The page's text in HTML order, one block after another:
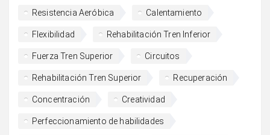
Resistencia Aeróbica Calentamiento
Flexibilidad Rehabilitación Tren Inferior
Fuerza Tren Superior Circuitos
Rehabilitación Tren Superior Recuperación
Concentración Creatividad
Perfeccionamiento de habilidades